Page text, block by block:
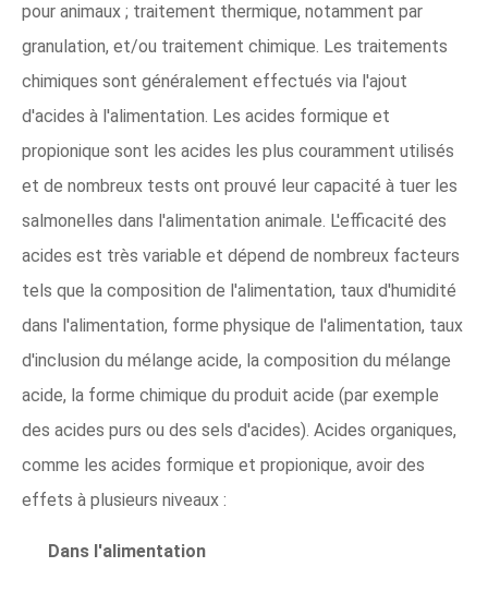
pour animaux ; traitement thermique, notamment par
granulation, et/ou traitement chimique. Les traitements
chimiques sont généralement effectués via l'ajout
d'acides à l'alimentation. Les acides formique et
propionique sont les acides les plus couramment utilisés
et de nombreux tests ont prouvé leur capacité à tuer les
salmonelles dans l'alimentation animale. L'efficacité des
acides est très variable et dépend de nombreux facteurs
tels que la composition de l'alimentation, taux d'humidité
dans l'alimentation, forme physique de l'alimentation, taux
d'inclusion du mélange acide, la composition du mélange
acide, la forme chimique du produit acide (par exemple
des acides purs ou des sels d'acides). Acides organiques,
comme les acides formique et propionique, avoir des
effets à plusieurs niveaux :
Dans l'alimentation